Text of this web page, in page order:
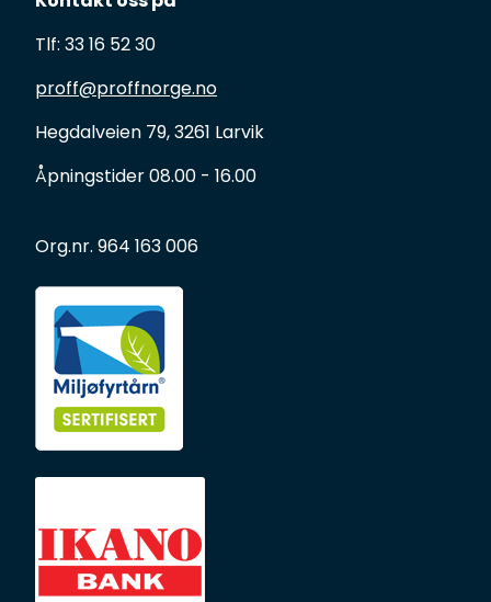
Tlf: 33 16 52 30
proff@proffnorge.no
Hegdalveien 79, 3261 Larvik
Åpningstider 08.00 - 16.00
Org.nr. 964 163 006